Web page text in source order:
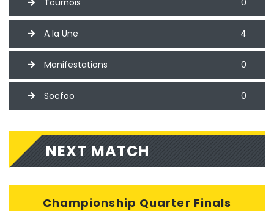
A la Une 4
Manifestations 0
Socfoo 0
NEXT MATCH
Championship Quarter Finals